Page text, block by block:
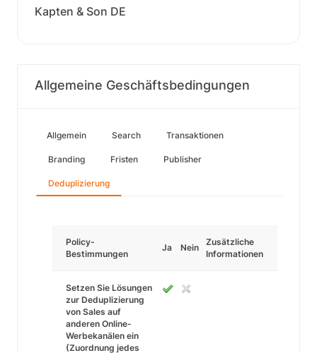
Kapten & Son DE
Allgemeine Geschäftsbedingungen
Allgemein Search Transaktionen
Branding Fristen Publisher
Deduplizierung
Policy-
Bestimmungen
Ja Nein
Zusätzliche
Informationen
Setzen Sie Lösungen
zur Deduplizierung
von Sales auf
anderen Online-
Werbekanälen ein
(Zuordnung jedes